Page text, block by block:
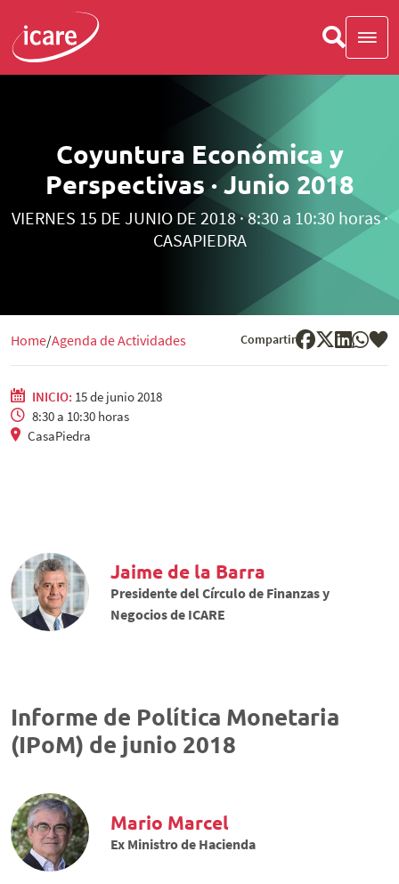
Coyuntura Económica y
Perspectivas · Junio 2018
VIERNES 15 DE JUNIO DE 2018 · 8:30 a 10:30 horas ·
CASAPIEDRA
Home Agenda de Actividades Compartir
INICIO: 15 de junio 2018
8:30 a 10:30 horas
CasaPiedra
Jaime de la Barra
Presidente del Círculo de Finanzas y
Negocios de ICARE
Informe de Política Monetaria
(IPoM) de junio 2018
Mario Marcel
Ex Ministro de Hacienda